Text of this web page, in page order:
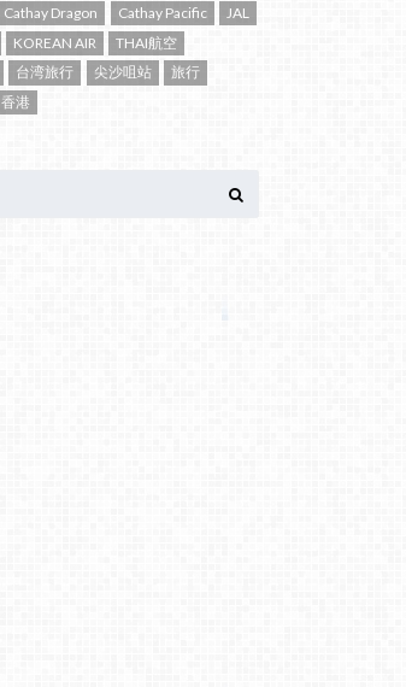
Cathay Dragon Cathay Pacific
JAL
KOREAN AIR
THAI航空
台湾旅行 尖沙咀站
旅行
香港